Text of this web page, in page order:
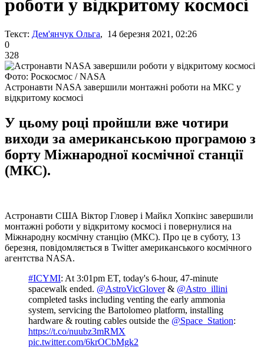
роботи у відкритому космосі
Текст: Дем'янчук Ольга, 14 березня 2021, 02:26
0
328
Фото: Роскосмос / NASA
Астронавти NASA завершили монтажні роботи на МКС у
відкритому космосі
У цьому році пройшли вже чотири
виходи за американською програмою з
борту Міжнародної космічної станції
(МКС).
Астронавти США Віктор Гловер і Майкл Хопкінс завершили
монтажні роботи у відкритому космосі і повернулися на
Міжнародну космічну станцію (МКС). Про це в суботу, 13
березня, повідомляється в Twitter американського космічного
агентства NASA.
#ICYMI: At 3:01pm ET, today's 6-hour, 47-minute
spacewalk ended. @AstroVicGlover& @Astro_illini
completed tasks including venting the early ammonia
system, servicing the Bartolomeo platform, installing
hardware & routing cables outside the @Space_Station:
https://t.co/nuubz3mRMX
pic.twitter.com/6krOCbMgk2